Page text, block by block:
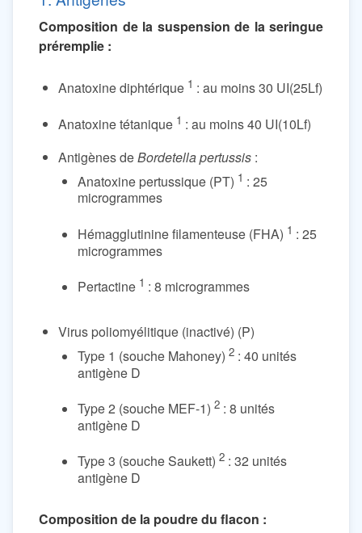
Composition de la suspension de la seringue
préremplie :
Anatoxine diphtérique 1 : au moins 30 UI(25Lf)
Anatoxine tétanique 1 : au moins 40 UI(10Lf)
Antigènes deBordetella pertussis :
Anatoxine pertussique (PT) 1 : 25
microgrammes
Hémagglutinine filamenteuse (FHA) 1 : 25
microgrammes
Pertactine 1 : 8 microgrammes
Virus poliomyélitique (inactivé) (P)
Type 1 (souche Mahoney) 2 : 40 unités
antigène D
Type 2 (souche MEF-1) 2 : 8 unités
antigène D
Type 3 (souche Saukett) 2 : 32 unités
antigène D
Composition de la poudre du flacon :